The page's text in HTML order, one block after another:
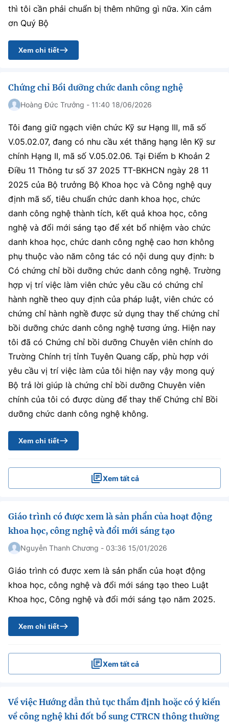
thì tôi cần phải chuẩn bị thêm những gì nữa. Xin cảm
ơn Quý Bộ
Xem chi tiết
Chứng chỉ Bồi dưỡng chức danh công nghệ
Hoàng Đức Trưởng - 11:40 18/06/2026
Tôi đang giữ ngạch viên chức Kỹ sư Hạng III, mã số
V.05.02.07, đang có nhu cầu xét thăng hạng lên Kỹ sư
chính Hạng II, mã số V.05.02.06. Tại Điểm b Khoản 2
Điều 11 Thông tư số 37 2025 TT-BKHCN ngày 28 11
2025 của Bộ trưởng Bộ Khoa học và Công nghệ quy
định mã số, tiêu chuẩn chức danh khoa học, chức
danh công nghệ thành tích, kết quả khoa học, công
nghệ và đổi mới sáng tạo để xét bổ nhiệm vào chức
danh khoa học, chức danh công nghệ cao hơn không
phụ thuộc vào năm công tác có nội dung quy định: b
Có chứng chỉ bồi dưỡng chức danh công nghệ. Trường
hợp vị trí việc làm viên chức yêu cầu có chứng chỉ
hành nghề theo quy định của pháp luật, viên chức có
chứng chỉ hành nghề được sử dụng thay thế chứng chỉ
bồi dưỡng chức danh công nghệ tương ứng. Hiện nay
tôi đã có Chứng chỉ bồi dưỡng Chuyên viên chính do
Trường Chính trị tỉnh Tuyên Quang cấp, phù hợp với
yêu cầu vị trí việc làm của tôi hiện nay vậy mong quý
Bộ trả lời giúp là chứng chỉ bồi dưỡng Chuyên viên
chính của tôi có được dùng để thay thế Chứng chỉ Bồi
dưỡng chức danh công nghệ không.
Xem chi tiết
Xem tất cả
Giáo trình có được xem là sản phẩn của hoạt động
khoa học, công nghệ và đổi mới sáng tạo
Nguyễn Thanh Chương - 03:36 15/01/2026
Giáo trình có được xem là sản phẩn của hoạt động
khoa học, công nghệ và đổi mới sáng tạo theo Luật
Khoa học, Công nghệ và đổi mới sáng tạo năm 2025.
Xem chi tiết
Xem tất cả
Về việc Hướng dẫn thủ tục thẩm định hoặc có ý kiến
về công nghệ khi đốt bổ sung CTRCN thông thường